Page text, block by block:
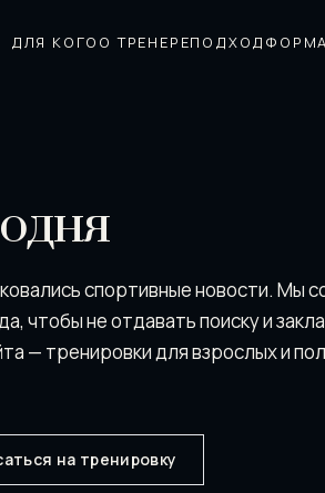
ДЛЯ КОГО О ТРЕНЕРЕПОДХОД
спортивные новости. Мы
чтобы не отдавать поискy и
— тренировки для взрослых и
на тренировку